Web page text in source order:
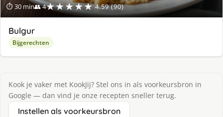
⏱ 30 min👥 4★★★★★ 4.59 (90)
Bulgur
Bijgerechten
Kook je vaker met KookJij? Stel ons in als voorkeursbron in
Google — dan vind je onze recepten sneller terug.
Instellen als voorkeursbron